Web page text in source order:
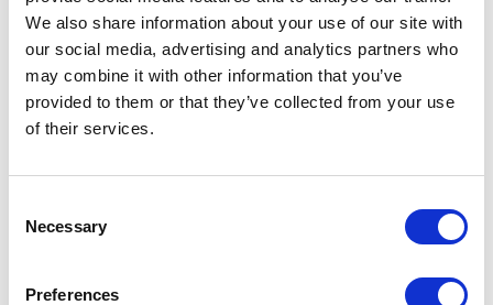
We also share information about your use of our site with
our social media, advertising and analytics partners who
may combine it with other information that you’ve
provided to them or that they’ve collected from your use
of their services.
Selection
Necessary
Preferences
SPAZIO